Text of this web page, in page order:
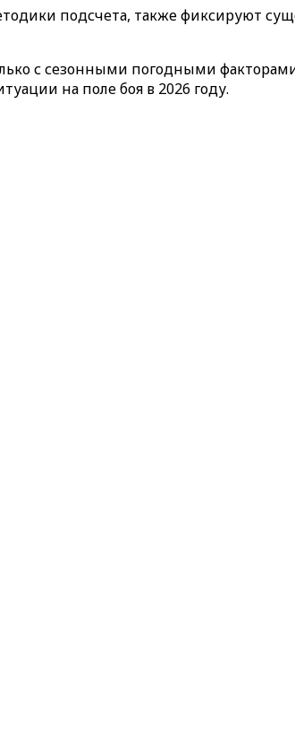
подсчета, также фиксируют
с сезонными погодными
на поле боя в 2026 году.